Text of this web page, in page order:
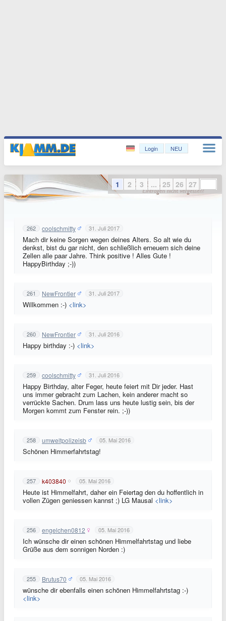
Login NEU
262 coolschmitty 31. Juli 2017
Mach dir keine Sorgen wegen deines Alters. So alt wie du
denkst, bist du gar nicht, den schließlich erneuern sich deine
Zellen alle paar Jahre. Think positive ! Alles Gute !
HappyBirthday ;-))
261 NewFrontier 31. Juli 2017
Willkommen :-) <link>
260 NewFrontier 31. Juli 2016
Happy birthday :-) <link>
259 coolschmitty 31. Juli 2016
Happy Birthday, alter Feger, heute feiert mit Dir jeder. Hast
uns immer gebracht zum Lachen, kein anderer macht so
verrückte Sachen. Drum lass uns heute lustig sein, bis der
Morgen kommt zum Fenster rein. ;-))
258 umweltpolizeisb 05. Mai 2016
Schönen Himmerfahrtstag!
257 k403840 05. Mai 2016
Heute ist Himmelfahrt, daher ein Feiertag den du hoffentlich in
vollen Zügen geniessen kannst ;) LG Mausal <link>
256 engelchen0812 05. Mai 2016
Ich wünsche dir einen schönen Himmelfahrtstag und liebe
Grüße aus dem sonnigen Norden :)
255 Brutus70 05. Mai 2016
wünsche dir ebenfalls einen schönen Himmelfahrtstag :-)
<link>
1 2 3 ... 25 26 27